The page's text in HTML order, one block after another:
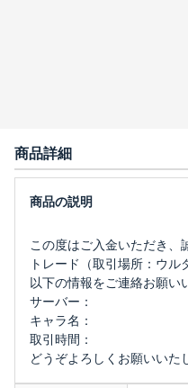
商品詳細
この度はご入金いただき、
トレード（取引場所：ウル
以下の情報をご連絡お願い
サーバー：
キャラ名：
取引時間：
どうぞよろしくお願いいた